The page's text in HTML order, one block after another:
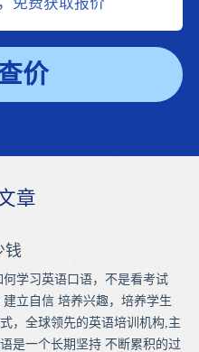
价
章
钱
学习英语口语，不是看考试
立自信 培养兴趣，培养学生
，全球领先的英语培训机构,主
是一个长期坚持 不断累积的过